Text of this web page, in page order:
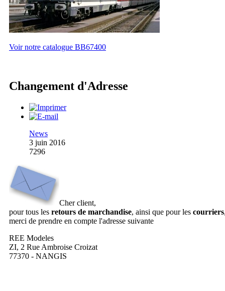
Voir notre catalogue BB67400
Changement d'Adresse
News
3 juin 2016
7296
Cher client,
pour tous les retours de marchandise, ainsi que pour les courriers
merci de prendre en compte l'adresse suivante
REE Modeles
ZI, 2 Rue Ambroise Croizat
77370 - NANGIS